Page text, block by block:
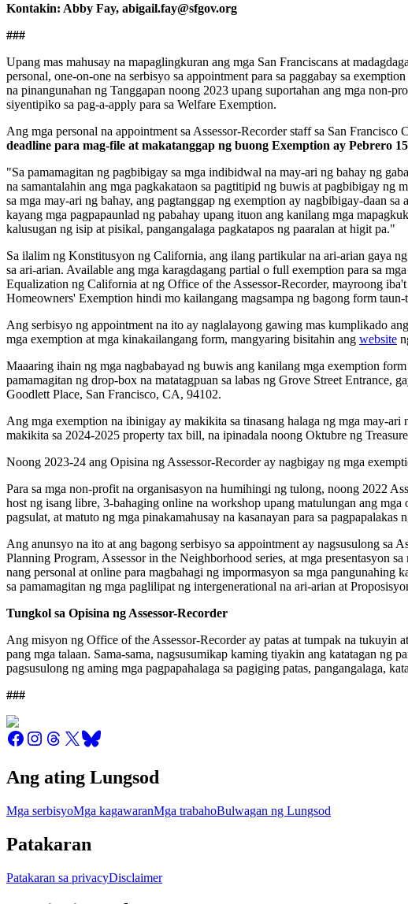
Kontakin: Abby Fay, abigail.fay@sfgov.org
###
Upang mas mahusay na mapaglingkuran ang mga San Franciscans at
personal, one-on-one na serbisyo sa appointment para sa paggabay sa
na pinangunahan ng Tanggapan noong 2023 upang suportahan ang mga non-
siyentipiko sa pag-a-apply para sa Welfare Exemption.
Ang mga personal na appointment sa Assessor-Recorder staff sa San
deadline para mag-file at makatanggap ng buong Exemption ay Pebrero
"Sa pamamagitan ng pagbibigay sa mga indibidwal na may-ari ng bahay ng
na samantalahin ang mga pagkakataon sa pagtitipid ng buwis at pagbibigay ng
sa mga may-ari ng bahay, ang pagtanggap ng exemption ay nagbibigay-daan
kayang mga pagpapaunlad ng pabahay upang ituon ang kanilang mga
kalusugan ng isip at pisikal, pangangalaga pagkatapos ng paaralan at higit pa."
Sa ilalim ng Konstitusyon ng California, ang ilang partikular na ari-arian gaya
sa ari-arian. Available ang mga karagdagang partial o full exemption para sa
Equalization ng California at ng Office of the Assessor-Recorder, mayroong
Homeowners' Exemption hindi mo kailangang magsampa ng bagong form
Ang serbisyo ng appointment na ito ay naglalayong gawing mas kumplikado
mga exemption at mga kinakailangang form, mangyaring bisitahin ang website
Maaaring ihain ng mga nagbabayad ng buwis ang kanilang mga exemption
pamamagitan ng drop-box na matatagpuan sa labas ng Grove Street
Goodlett Place, San Francisco, CA, 94102.
Ang mga exemption na ibinigay ay makikita sa tinasang halaga ng mga may-
makikita sa 2024-2025 property tax bill, na ipinadala noong Oktubre ng
Noong 2023-24 ang Opisina ng Assessor-Recorder ay nagbigay ng mga
Para sa mga non-profit na organisasyon na humihingi ng tulong, noong 2022
host ng isang libre, 3-bahaging online na workshop upang matulungan ang
pagsulat, at matuto ng mga pinakamahusay na kasanayan para sa
Ang anunsyo na ito at ang bagong serbisyo sa appointment ay nagsusulong sa
Planning Program, Assessor in the Neighborhood series, at mga presentasyon
nang personal at online para magbahagi ng impormasyon sa mga pangunahing
sa pamamagitan ng mga paglilipat ng intergenerational na ari-arian at
Tungkol sa Opisina ng Assessor-Recorder
Ang misyon ng Office of the Assessor-Recorder ay patas at tumpak na tukuyin
pang mga talaan. Sama-sama, nagsusumikap kaming tiyakin ang katatagan ng
pagsusulong ng aming mga pagpapahalaga sa pagiging patas, pangangalaga,
###
Ang ating Lungsod
Mga serbisyoMga kagawaranMga trabahoBulwagan ng Lungsod
Patakaran
Patakaran sa privacyDisclaimer